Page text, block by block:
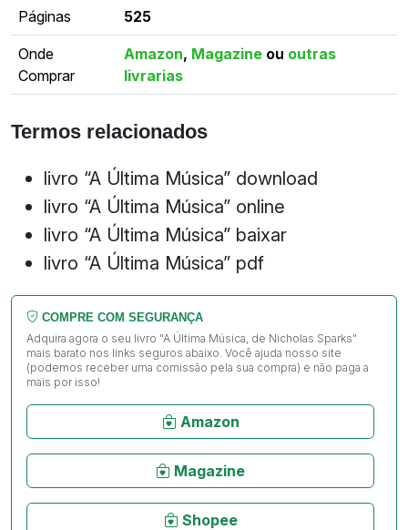
Páginas 525
Onde
Comprar
Amazon, Magazine ou outras
livrarias
Termos relacionados
livro “A Última Música” download
livro “A Última Música” online
livro “A Última Música” baixar
livro “A Última Música” pdf
COMPRE COM SEGURANÇA
Adquira agora o seu livro "A Última Música, de Nicholas Sparks"
mais barato nos links seguros abaixo. Você ajuda nosso site
(podemos receber uma comissão pela sua compra) e não paga a
mais por isso!
Amazon
Magazine
Shopee